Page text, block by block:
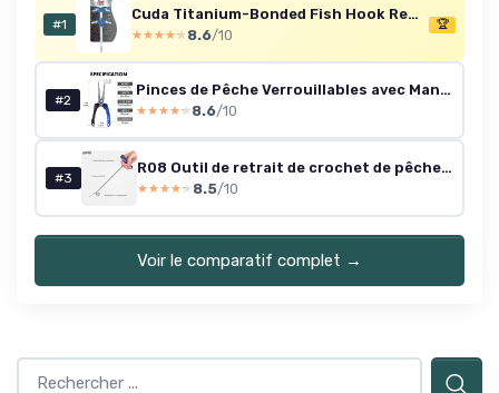
#1
Cuda Titanium-Bonded Fish Hook Remover Tool 8.5-Inch Inch
★★★★★
★★★★★ 8.6/10
🏆
#2
Pinces de Pêche Verrouillables avec Manche Ergonomique Innovant, Outil de Peche Résistant à l'eau salée revêtu de téflon, équipement de pêche Multifonction avec coupeur Mo-V, Cadeau de pêche C4-bleu
★★★★★
★★★★★ 8.6/10
#3
R08 Outil de retrait de crochet de pêche en eau salée 25,4 cm bleu
★★★★★
★★★★★ 8.5/10
Voir le comparatif complet →